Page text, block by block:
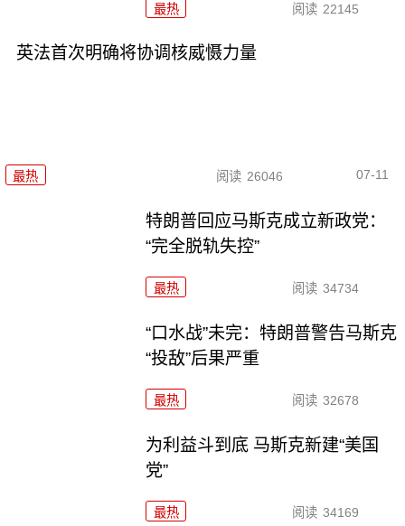
最热 阅读 22145
英法首次明确将协调核威慑力量
最热 阅读 26046 07-11
特朗普回应马斯克成立新政党：
“完全脱轨失控”
最热 阅读 34734
“口水战”未完：特朗普警告马斯克
“投敌”后果严重
最热 阅读 32678
为利益斗到底 马斯克新建“美国
党”
最热 阅读 34169